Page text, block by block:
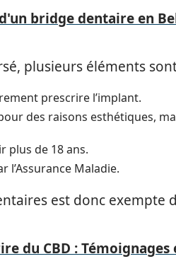
bridge dentaire en
plusieurs éléments
prescrire l’implant.
des raisons esthétiques,
plus de 18 ans.
l’Assurance Maladie.
est donc exempte
du CBD : Témoignages